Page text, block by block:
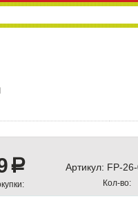
a Артикул: FP-
Кол-во: